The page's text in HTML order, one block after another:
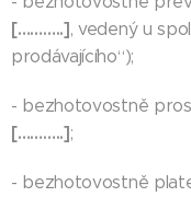
[………..], vedený u
prodávajícího“);
- bezhotovostně
[………..];
- bezhotovostně